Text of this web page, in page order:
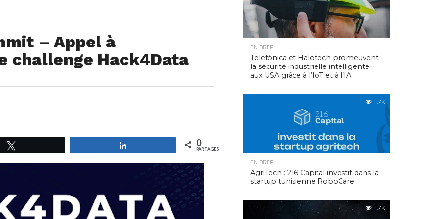
– Appel à
challenge Hack4Data
0
PARTAGES
EN BREF
Telefónica et Halotech promeuvent
la sécurité industrielle intelligente
aux USA grâce à l’IoT et à l’IA
1.7K
EN BREF
AgriTech : 216 Capital investit dans la
startup tunisienne RoboCare
1.7K